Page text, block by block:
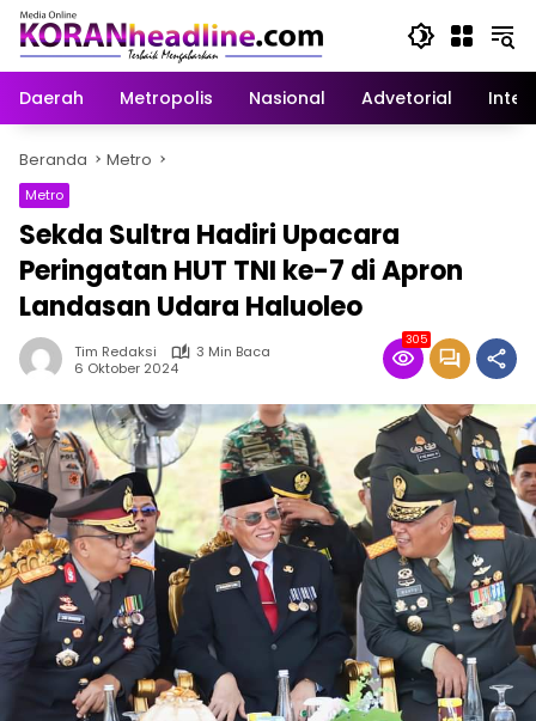
Langsung
konten
Daerah
Metropolis Nasional Advetorial
Beranda Metro
Metro
Sekda Sultra Hadiri Upacara
Peringatan HUT TNI ke-7 di Apron
Landasan Udara Haluoleo
Tim Redaksi
3 Min Baca
6 Oktober 2024
305